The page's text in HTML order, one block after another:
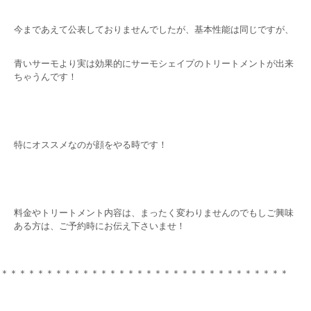
今まであえて公表しておりませんでしたが、基本性能は同じですが、
青いサーモより実は効果的にサーモシェイプのトリートメントが出来
ちゃうんです！
特にオススメなのが顔をやる時です！
料金やトリートメント内容は、まったく変わりませんのでもしご興味
ある方は、ご予約時にお伝え下さいませ！
＊＊＊＊＊＊＊＊＊＊＊＊＊＊＊＊＊＊＊＊＊＊＊＊＊＊＊＊＊＊＊＊